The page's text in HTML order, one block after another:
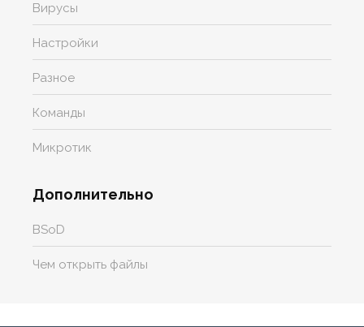
Вирусы
Настройки
Разное
Команды
Микротик
Дополнительно
BSoD
Чем открыть файлы